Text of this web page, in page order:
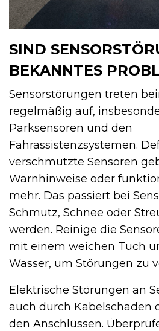
SIND
BEKANNTES
Sensorstörungen treten
regelmäßig auf,
Parksensoren und den
Fahrassistenzsystemen.
verschmutzte Sensoren
Warnhinweise oder
mehr. Das passiert bei
Schmutz, Schnee oder
werden. Reinige die
mit einem weichen Tuch
Wasser, um Störungen zu
Elektrische Störungen an
auch durch Kabelschäden
den Anschlüssen.